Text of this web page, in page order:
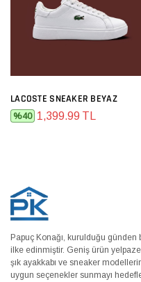
LACOSTE SNEAKER BEYAZ
%40 1,399.99 TL
Papuç Konağı, kurulduğu
ilke edinmiştir. Geniş ürün
şık ayakkabı ve sneaker
uygun seçenekler sunmayı